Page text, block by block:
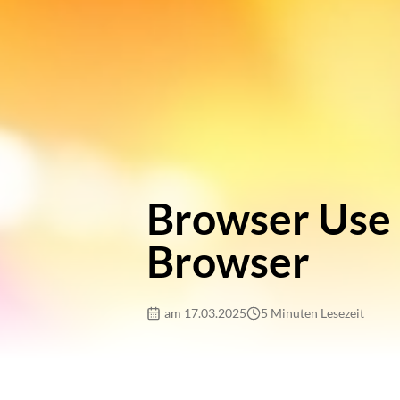
Browser
Browser
am 17.03.2025 5 Minuten Lesezeit